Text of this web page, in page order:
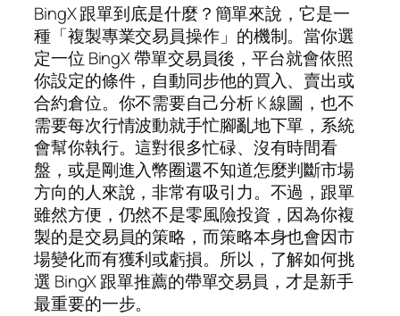
BingX 跟單到底是什麼？簡單來說，它是一
種「複製專業交易員操作」的機制。當你選
定一位 BingX 帶單交易員後，平台就會依照
你設定的條件，自動同步他的買入、賣出或
合約倉位。你不需要自己分析 K 線圖，也不
需要每次行情波動就手忙腳亂地下單，系統
會幫你執行。這對很多忙碌、沒有時間看
盤，或是剛進入幣圈還不知道怎麼判斷市場
方向的人來說，非常有吸引力。不過，跟單
雖然方便，仍然不是零風險投資，因為你複
製的是交易員的策略，而策略本身也會因市
場變化而有獲利或虧損。所以，了解如何挑
選 BingX 跟單推薦的帶單交易員，才是新手
最重要的一步。